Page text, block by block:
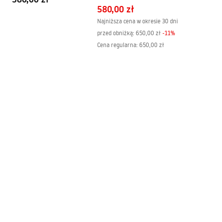
580,00 zł
Najniższa cena w okresie 30 dni
przed obniżką: 650,00 zł -11%
Cena regularna: 650,00 zł